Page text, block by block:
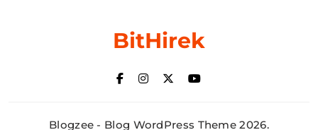
BitHirek
Blogzee - Blog WordPress Theme 2026.